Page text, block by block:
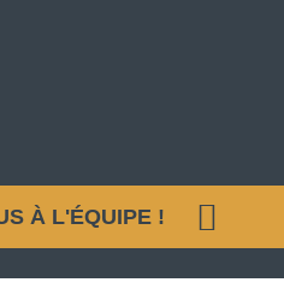
À L'ÉQUIPE !